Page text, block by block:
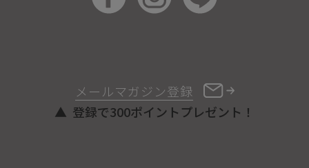
メールマガジン登録
登録で300ポイントプレゼント！